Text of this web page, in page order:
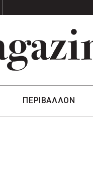
ΠΕΡΙΒΑΛΛΟΝ